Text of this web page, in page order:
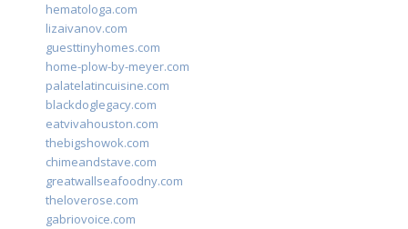
hematologa.com
lizaivanov.com
guesttinyhomes.com
home-plow-by-meyer.com
palatelatincuisine.com
blackdoglegacy.com
eatvivahouston.com
thebigshowok.com
chimeandstave.com
greatwallseafoodny.com
theloverose.com
gabriovoice.com